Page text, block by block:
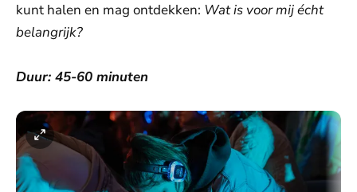
kunt halen en mag ontdekken: Wat is voor mij écht
belangrijk?
Duur: 45-60 minuten